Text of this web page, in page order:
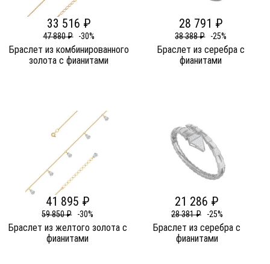
33 516 ₽
47 880 ₽ -30%
Браслет из комбинированного
золота c фианитами
28 791 ₽
38 388 ₽ -25%
Браслет из серебра c
фианитами
41 895 ₽
59 850 ₽ -30%
Браслет из желтого золота c
фианитами
21 286 ₽
28 381 ₽ -25%
Браслет из серебра c
фианитами